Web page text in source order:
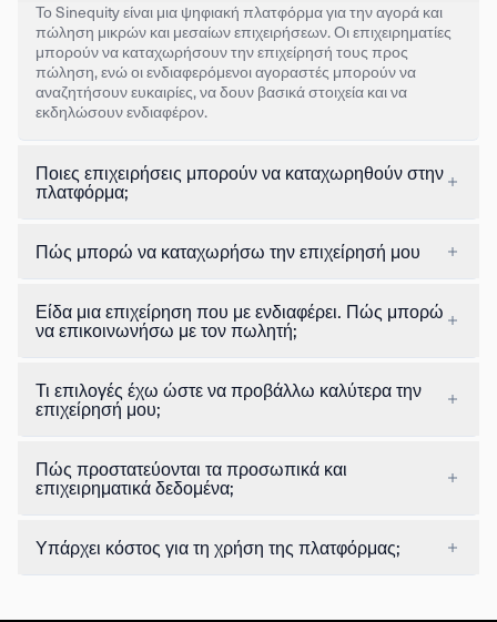
Το Sinequity είναι μια ψηφιακή πλατφόρμα για την αγορά και
πώληση μικρών και μεσαίων επιχειρήσεων. Οι επιχειρηματίες
μπορούν να καταχωρήσουν την επιχείρησή τους προς
πώληση, ενώ οι ενδιαφερόμενοι αγοραστές μπορούν να
αναζητήσουν ευκαιρίες, να δουν βασικά στοιχεία και να
εκδηλώσουν ενδιαφέρον.
Ποιες επιχειρήσεις μπορούν να καταχωρηθούν στην
πλατφόρμα;
Πώς μπορώ να καταχωρήσω την επιχείρησή μου
Είδα μια επιχείρηση που με ενδιαφέρει. Πώς μπορώ
να επικοινωνήσω με τον πωλητή;
Τι επιλογές έχω ώστε να προβάλλω καλύτερα την
επιχείρησή μου;
Πώς προστατεύονται τα προσωπικά και
επιχειρηματικά δεδομένα;
Υπάρχει κόστος για τη χρήση της πλατφόρμας;